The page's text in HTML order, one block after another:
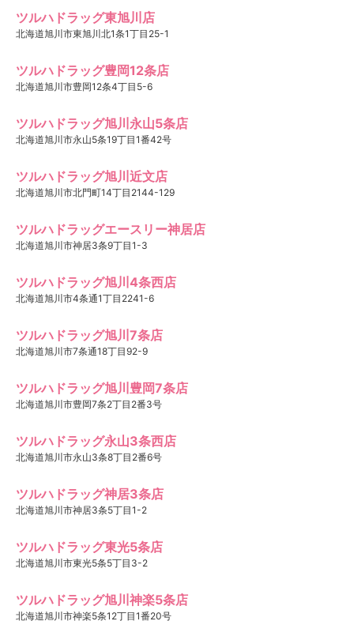
ツルハドラッグ東旭川店
北海道旭川市東旭川北1条1丁目25-1
ツルハドラッグ豊岡12条店
北海道旭川市豊岡12条4丁目5-6
ツルハドラッグ旭川永山5条店
北海道旭川市永山5条19丁目1番42号
ツルハドラッグ旭川近文店
北海道旭川市北門町14丁目2144-129
ツルハドラッグエースリー神居店
北海道旭川市神居3条9丁目1-3
ツルハドラッグ旭川4条西店
北海道旭川市4条通1丁目2241-6
ツルハドラッグ旭川7条店
北海道旭川市7条通18丁目92-9
ツルハドラッグ旭川豊岡7条店
北海道旭川市豊岡7条2丁目2番3号
ツルハドラッグ永山3条西店
北海道旭川市永山3条8丁目2番6号
ツルハドラッグ神居3条店
北海道旭川市神居3条5丁目1-2
ツルハドラッグ東光5条店
北海道旭川市東光5条5丁目3-2
ツルハドラッグ旭川神楽5条店
北海道旭川市神楽5条12丁目1番20号